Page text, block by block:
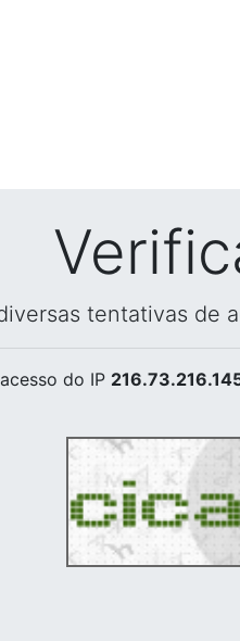
tentativas de
do IP